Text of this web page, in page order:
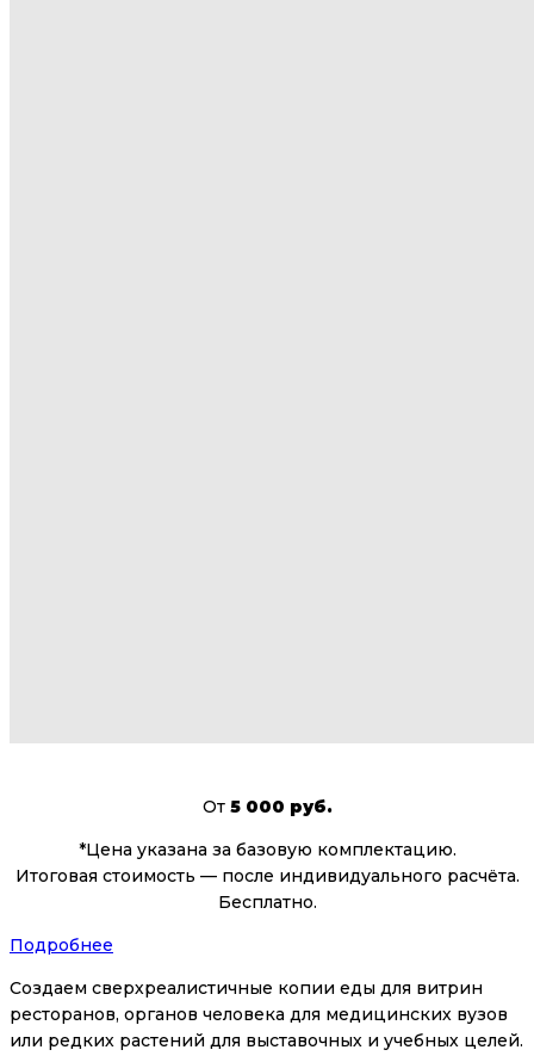
От 5 000 руб.
*Цена указана за базовую комплектацию.
Итоговая стоимость — после индивидуального расчёта.
Бесплатно.
Подробнее
Создаем сверхреалистичные копии еды для витрин
ресторанов, органов человека для медицинских вузов
или редких растений для выставочных и учебных целей.